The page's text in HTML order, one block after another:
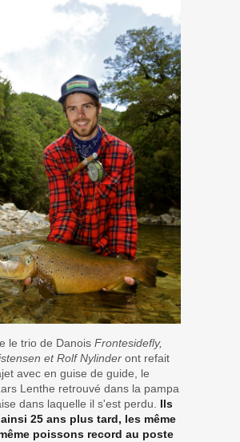
le trio de Danois Frontesidefly,
et Rolf Nylinder ont refait
avec en guise de guide, le
Lenthe retrouvé dans la pampa
dans laquelle il s'est perdu. Ils
25 ans plus tard, les même
poissons record au poste